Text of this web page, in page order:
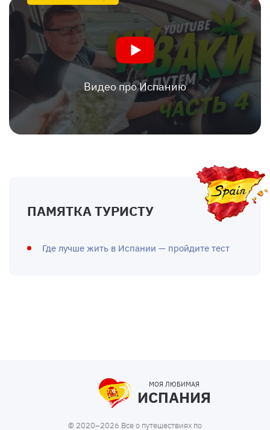
Видео про Испанию
ПАМЯТКА ТУРИСТУ
Где лучше жить в Испании — пройдите тест
МОЯ ЛЮБИМАЯ
ИСПАНИЯ
© 2020–2026 Все о путешествиях по